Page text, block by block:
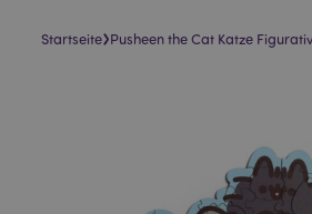
Startseite›Pusheen the Cat Katze